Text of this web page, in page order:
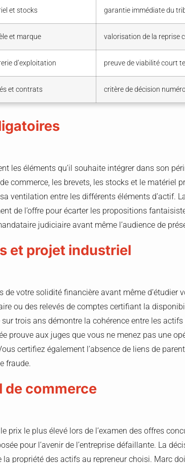
et stocks garantie immédiate du
et marque valorisation de la reprise
d’exploitation preuve de viabilité court
et contrats critère de décision
les éléments qu’il souhaite intégrer dans son
commerce, les brevets, les stocks et le matériel
ventilation entre les différents éléments d’actif.
de l’offre pour écarter les propositions
judiciaire avant même l’audience de
et projet industriel
de votre solidité financière avant même d’étudier
ou des relevés de comptes certifiant la
trois ans démontre la cohérence entre les
prouve aux juges que vous ne menez pas une
certifiez également l’absence de liens de
fraude.
de commerce
prix le plus élevé lors de l’examen des offres
pour l’avenir de l’entreprise défaillante. La
la propriété des actifs au repreneur choisi. Marc